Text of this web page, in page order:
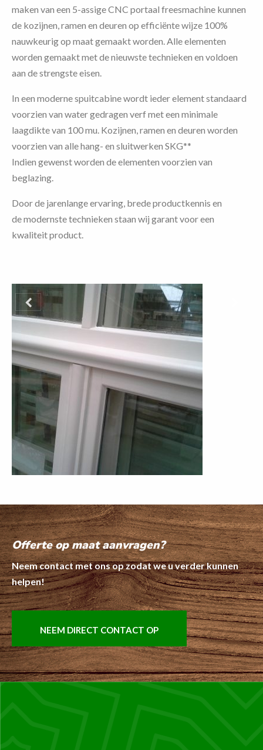
maken van een 5-assige CNC portaal freesmachine kunnen
de kozijnen, ramen en deuren op efficiënte wijze 100%
nauwkeurig op maat gemaakt worden.Alle elementen
worden gemaakt met de nieuwste technieken en voldoen
aan de strengste eisen.
In een moderne spuitcabine wordt ieder element standaard
voorzien van water gedragen verf met een minimale
laagdikte van 100 mu. Kozijnen, ramen en deuren worden
voorzien van alle hang- en sluitwerken SKG**
Indien gewenst worden de elementen voorzien van
beglazing.
Door de jarenlange ervaring, brede productkennis en
demodernste technieken staan wij garant voor een
kwaliteit product.
Offerte op maat aanvragen?
Neem contact met ons op zodat we u verder kunnen
helpen!
NEEM DIRECT CONTACT OP